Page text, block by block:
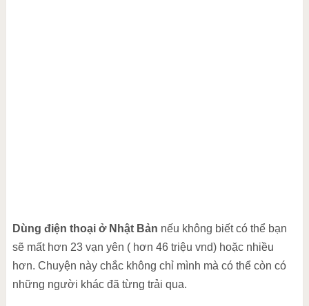
Dùng điện thoại ở Nhật Bản nếu không biết có thể bạn
sẽ mất hơn 23 vạn yên ( hơn 46 triệu vnd) hoặc nhiều
hơn. Chuyện này chắc không chỉ mình mà có thể còn có
những người khác đã từng trải qua.